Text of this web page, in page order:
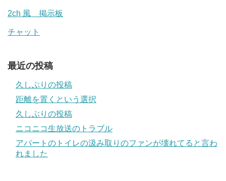
2ch 風 掲示板
チャット
最近の投稿
久しぶりの投稿
距離を置くという選択
久しぶりの投稿
ニコニコ生放送のトラブル
アパートのトイレの汲み取りのファンが壊れてると言わ
れました